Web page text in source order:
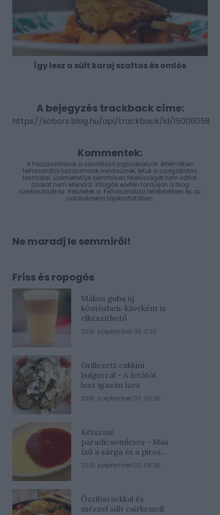
Így lesz a sült karaj szaftos és omlós
A bejegyzés trackback címe:
https://sobors.blog.hu/api/trackback/id/15006058
Kommentek:
A hozzászólások a vonatkozó jogszabályokértelmében
felhasználói tartalomnak minősülnek, értük a szolgáltatás
technikai üzemeltetője semmilyen felelősséget nem vállal,
azokat nem ellenőrzi. Kifogás esetén forduljon a blog
szerkesztőjéhez. Részletek a Felhasználási feltételekben és az
adatvédelmi tájékoztatóban.
Friss és ropogós
Mákos guba új
köntösben: kávéként is
elkészíthető
2019. szeptember 03. 11:30
Grillezett cukkini
bulgurral - A fetától
lesz igazán ízes
2019. szeptember 03. 09:35
Kétszínű
paradicsomleves - Más
ízű a sárga és a piros
rész
2019. szeptember 03. 08:30
Őszibarackkal és
mézzel sült csirkemell
Ne maradj le semmiről!